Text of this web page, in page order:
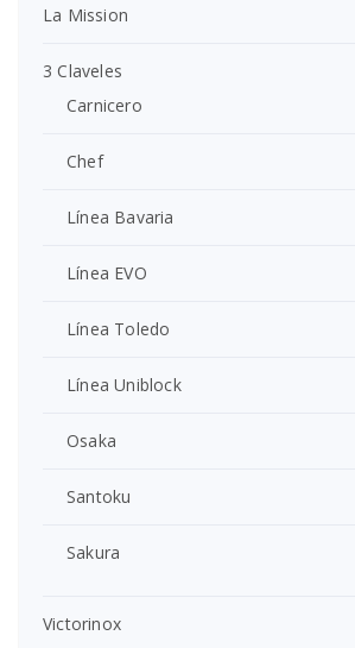
La Mission
3 Claveles
Carnicero
Chef
Línea Bavaria
Línea EVO
Línea Toledo
Línea Uniblock
Osaka
Santoku
Sakura
Victorinox